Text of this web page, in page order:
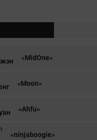
«MidOne»
«Moon»
«Ahfu»
«ninjaboogie»